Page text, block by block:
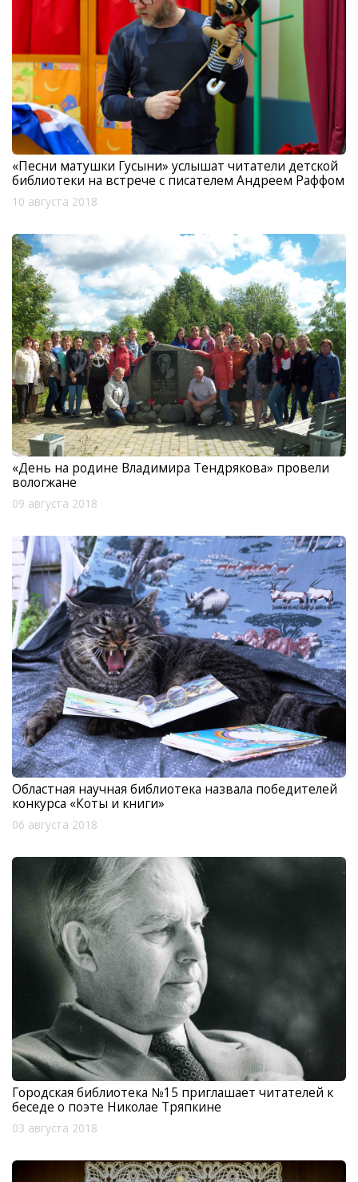
«Песни матушки Гусыни» услышат читатели детской
библиотеки на встрече с писателем Андреем Раффом
10 августа 2018
«День на родине Владимира Тендрякова» провели
вологжане
09 августа 2018
Областная научная библиотека назвала победителей
конкурса «Коты и книги»
06 августа 2018
Городская библиотека №15 приглашает читателей к
беседе о поэте Николае Тряпкине
03 августа 2018